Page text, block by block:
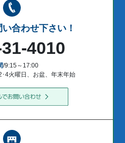
合わせ下さい！
4010
/9:15～17:00
･4火曜日、お盆、年末年始